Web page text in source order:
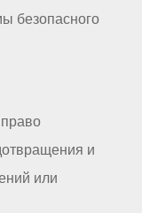
безопасного
и
или